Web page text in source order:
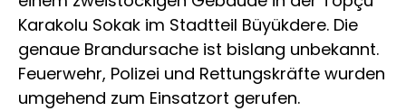
Karakolu Sokak im Stadtteil Büyükdere. Die
genaue Brandursache ist bislang unbekannt.
Feuerwehr, Polizei und Rettungskräfte wurden
umgehend zum Einsatzort gerufen.